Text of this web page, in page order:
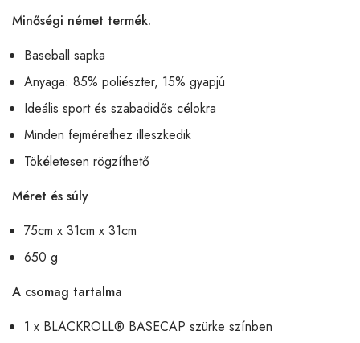
Minőségi német termék.
Baseball sapka
Anyaga: 85% poliészter, 15% gyapjú
Ideális sport és szabadidős célokra
Minden fejmérethez illeszkedik
Tökéletesen rögzíthető
Méret és súly
75cm x 31cm x 31cm
650 g
A csomag tartalma
1 x BLACKROLL® BASECAP szürke színben